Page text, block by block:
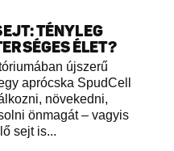
TÉNYLEG
ÉLET?
újszerű
aprócska SpudCell
növekedni,
önmagát – vagyis
sejt is...